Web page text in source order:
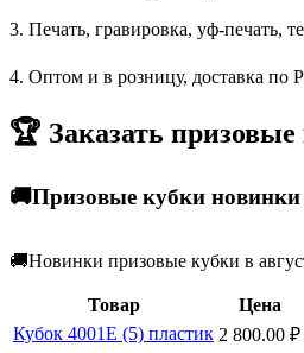
3. Печать, гравировка, уф-печать,
4. Оптом и в розницу, доставка по
🏆 Заказать
🚚Призовые кубки новинки
🚚Новинки призовые кубки в
Товар
Цена
Кубок 4001E (5) пластик 2 800.00 ₽